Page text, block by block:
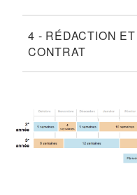
4 - RÉDACTION
CONTRAT